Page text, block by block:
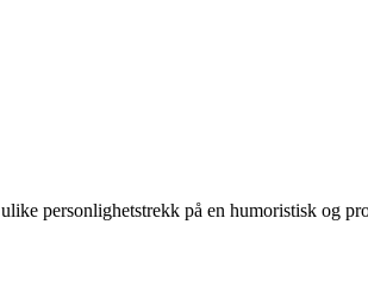
personlighetstrekk på en humoristisk og